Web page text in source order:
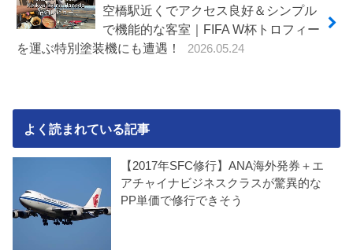
空橋駅近くでアクセス良好＆シンプル
で機能的な客室｜FIFA W杯トロフィー
を運ぶ特別塗装機にも遭遇！
2026.05.24
よく読まれている記事
【2017年SFC修行】ANA海外発券＋エ
アチャイナビジネスクラスが驚異的な
PP単価で修行できそう